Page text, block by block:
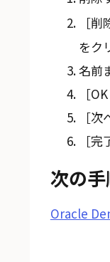
削
をク
名前
次
完
次の
Oracle